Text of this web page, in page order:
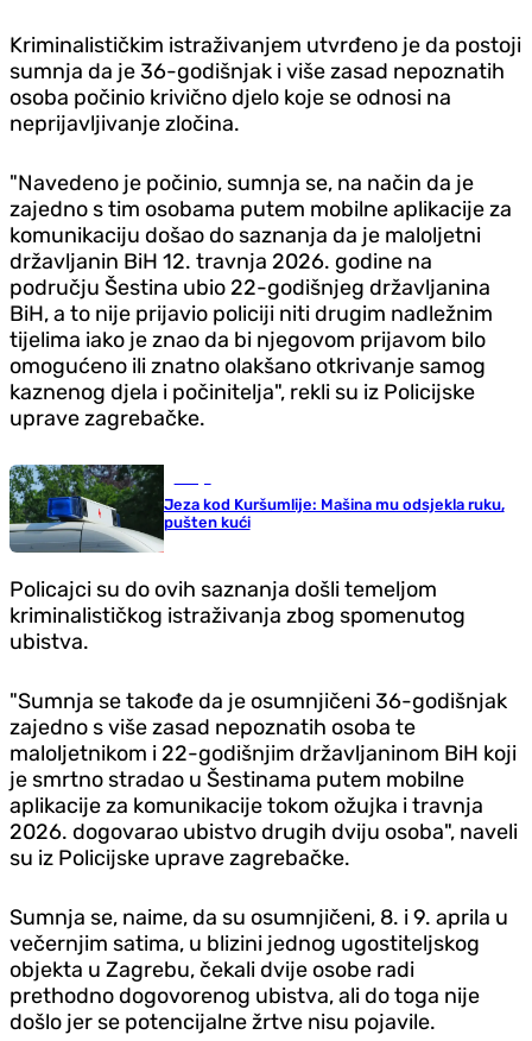
Kriminalističkim istraživanjem utvrđeno je da postoji
sumnja da je 36-godišnjak i više zasad nepoznatih
osoba počinio krivično d‌jelo koje se odnosi na
neprijavljivanje zločina.
"Navedeno je počinio, sumnja se, na način da je
zajedno s tim osobama putem mobilne aplikacije za
komunikaciju došao do saznanja da je maloljetni
državljanin BiH 12. travnja 2026. godine na
području Šestina ubio 22-godišnjeg državljanina
BiH, a to nije prijavio policiji niti drugim nadležnim
tijelima iako je znao da bi njegovom prijavom bilo
omogućeno ili znatno olakšano otkrivanje samog
kaznenog d‌jela i počinitelja", rekli su iz Policijske
uprave zagrebačke.
Jeza kod Kuršumlije: Mašina mu odsjekla ruku,
pušten kući
Policajci su do ovih saznanja došli temeljom
kriminalističkog istraživanja zbog spomenutog
ubistva.
"Sumnja se takođe da je osumnjičeni 36-godišnjak
zajedno s više zasad nepoznatih osoba te
maloljetnikom i 22-godišnjim državljaninom BiH koji
je smrtno stradao u Šestinama putem mobilne
aplikacije za komunikacije tokom ožujka i travnja
2026. dogovarao ubistvo drugih dviju osoba", naveli
su iz Policijske uprave zagrebačke.
Sumnja se, naime, da su osumnjičeni, 8. i 9. aprila u
večernjim satima, u blizini jednog ugostiteljskog
objekta u Zagrebu, čekali dvije osobe radi
prethodno dogovorenog ubistva, ali do toga nije
došlo jer se potencijalne žrtve nisu pojavile.